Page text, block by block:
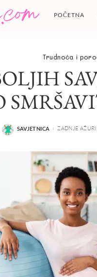
POČETNA
Trudnoća i
POSTED
SAVJETNICA ZADNJE